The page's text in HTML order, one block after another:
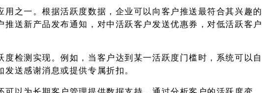
用之一。根据活跃度数据，企业可以向客户推送最符合其兴趣的
推送新产品发布通知，对中活跃客户发送优惠券，对低活跃客户
度检测实现。例如，当客户达到某一活跃度门槛时，系统可以自
送感谢消息或提供专属折扣。